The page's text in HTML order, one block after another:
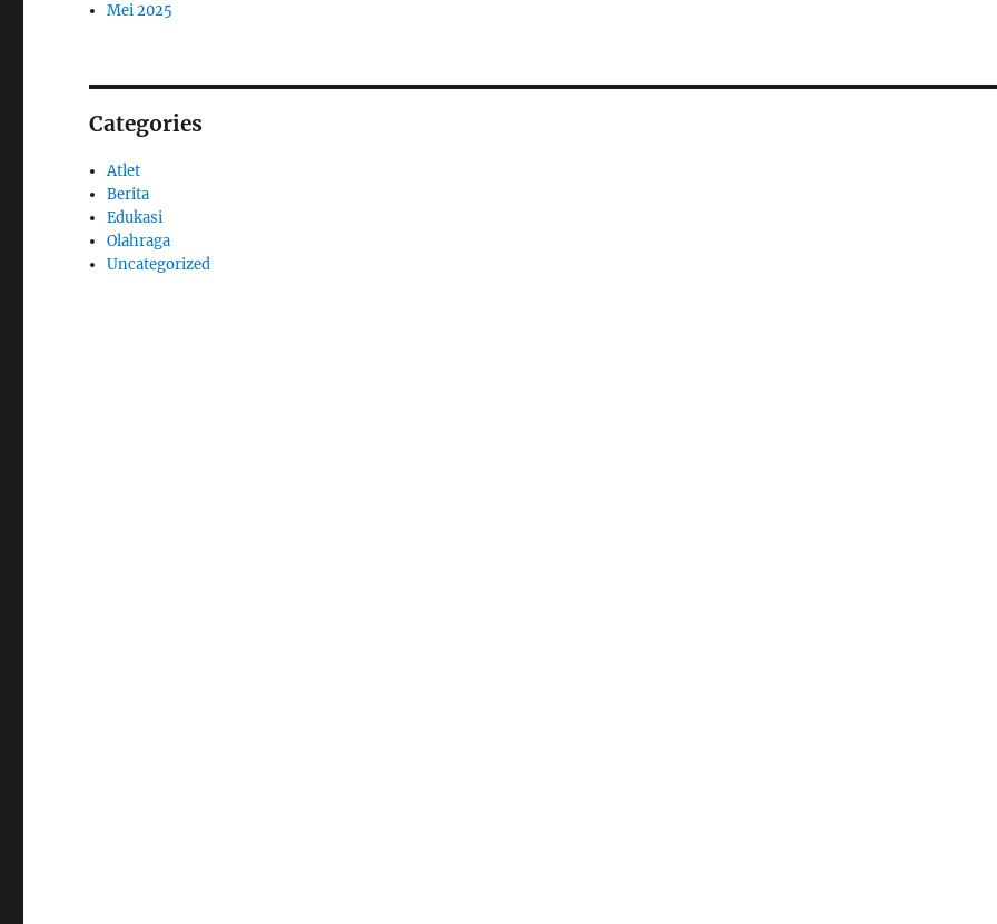
Mei 2025
Categories
Atlet
Berita
Edukasi
Olahraga
Uncategorized